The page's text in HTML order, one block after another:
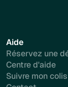
Aide
Réservez une
Centre d'aide
Suivre mon colis